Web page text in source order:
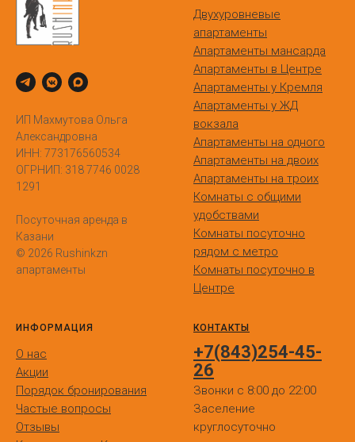
ИП Махмутова Ольга
Александровна
ИНН: 773176560534
ОГРНИП: 318 7746 0028
1291
Посуточная аренда в
Казани
© 2026 Rushinkzn
апартаменты
Двухуровневые
апартаменты
Апартаменты мансарда
Апартаменты в Центре
Апартаменты у Кремля
Апартаменты у ЖД
вокзала
Апартаменты на одного
Апартаменты на двоих
Апартаменты на троих
Комнаты с общими
удобствами
Комнаты посуточно
рядом с метро
Комнаты посуточно в
Центре
ИНФОРМАЦИЯ
О нас
Акции
Порядок бронирования
Частые вопросы
Отзывы
КОНТАКТЫ
+7(843)254-45-
26
Звонки с 8:00 до 22:00
Заселение
круглосуточно